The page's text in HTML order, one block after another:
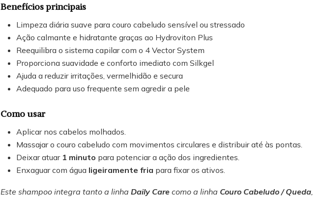
Benefícios principais
Limpeza diária suave para couro cabeludo sensível ou stressado
Ação calmante e hidratante graças ao Hydroviton Plus
Reequilibra o sistema capilar com o 4 Vector System
Proporciona suavidade e conforto imediato com Silkgel
Ajuda a reduzir irritações, vermelhidão e secura
Adequado para uso frequente sem agredir a pele
Como usar
Aplicar nos cabelos molhados.
Massajar o couro cabeludo com movimentos circulares e distribuir até às pontas.
Deixar atuar 1 minuto para potenciar a ação dos ingredientes.
Enxaguar com água ligeiramente fria para fixar os ativos.
Este shampoo integra tanto a linha Daily Care como a linha Couro Cabeludo / Queda